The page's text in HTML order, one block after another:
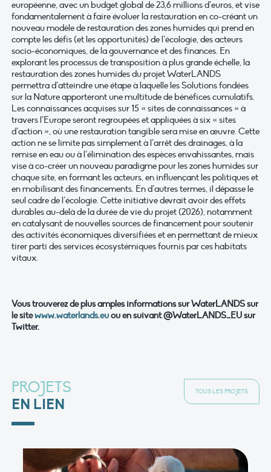
européenne, avec un budget global de 23,6 millions d’euros, et vise
fondamentalement à faire évoluer la restauration en co-créant un
nouveau modèle de restauration des zones humides qui prend en
compte les défis (et les opportunités) de l’écologie, des acteurs
socio-économiques, de la gouvernance et des finances. En
explorant les processus de transposition à plus grande échelle, la
restauration des zones humides du projet WaterLANDS
permettra d’atteindre une étape à laquelle les Solutions fondées
sur la Nature apporteront une multitude de bénéfices cumulatifs.
Les connaissances acquises sur 15 « sites de connaissances » à
travers l’Europe seront regroupées et appliquées à six « sites
d’action », où une restauration tangible sera mise en œuvre. Cette
action ne se limite pas simplement à l’arrêt des drainages, à la
remise en eau ou à l’élimination des espèces envahissantes, mais
vise à co-créer un nouveau paradigme pour les zones humides sur
chaque site, en formant les acteurs, en influençant les politiques et
en mobilisant des financements. En d’autres termes, il dépasse le
seul cadre de l’écologie. Cette initiative devrait avoir des effets
durables au-delà de la durée de vie du projet (2026), notamment
en catalysant de nouvelles sources de financement pour soutenir
des activités économiques diversifiées et en permettant de mieux
tirer parti des services écosystémiques fournis par ces habitats
vitaux.
Vous trouverez de plus amples informations sur WaterLANDS sur
le sitewww.waterlands.euou en suivant @WaterLANDS_EU sur
Twitter.
PROJETS
EN LIEN
TOUS LES PROJETS